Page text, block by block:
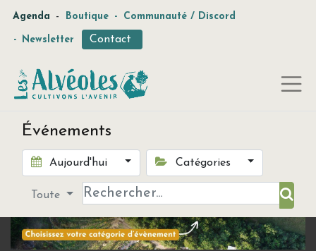
Agenda - Boutique - Communauté / Discord
- Newsletter Contact
Événements
Aujourd'hui Catégories
Toute